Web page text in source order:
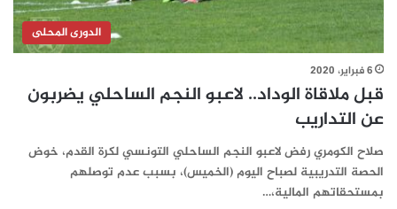
الدورى المحلى
6 فبراير، 2020
قبل ملاقاة الوداد.. لاعبو النجم الساحلي يضربون
عن التداريب
صلاح الكومري رفض لاعبو النجم الساحلي التونسي لكرة القدم، خوض
الحصة التدريبية لصباح اليوم (الخميس)، بسبب عدم توصلهم
بمستحقاتهم المالية،…